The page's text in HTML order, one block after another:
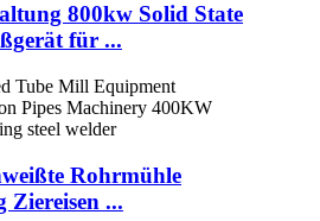
800kw Solid State
für ...
Rohrmühle
Ziereisen ...